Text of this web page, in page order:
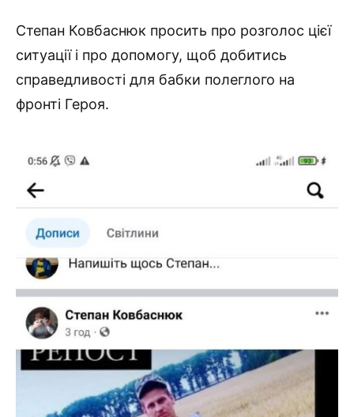
Степан Ковбаснюк просить про розголос цієї
ситуації і про допомогу, щоб добитись
справедливості для бабки полеглого на
фронті Героя.